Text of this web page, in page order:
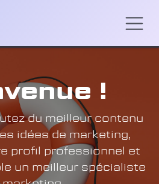
!
du meilleur contenu
idées de marketing,
profil professionnel et
un meilleur spécialiste